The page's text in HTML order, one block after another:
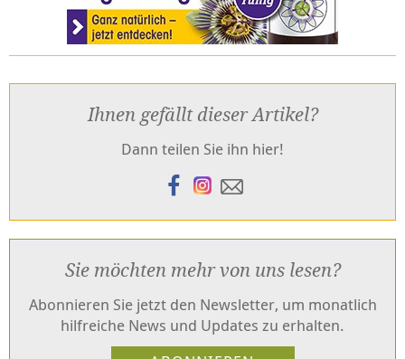
Ihnen gefällt dieser Artikel?
Dann teilen Sie ihn hier!
Sie möchten mehr von uns lesen?
Abonnieren Sie jetzt den Newsletter, um monatlich
hilfreiche News und Updates zu erhalten.